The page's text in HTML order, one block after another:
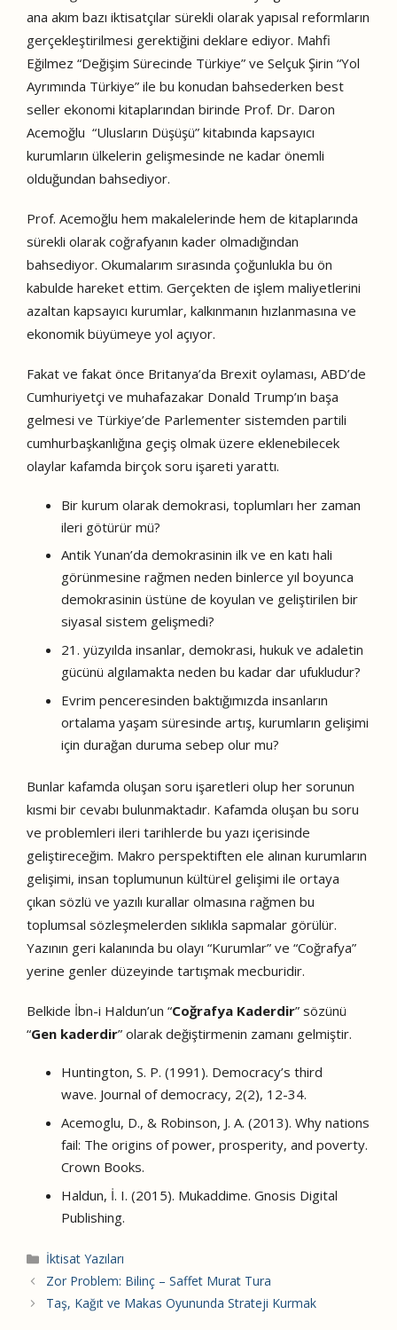
ana akım bazı iktisatçılar sürekli olarak yapısal reformların
gerçekleştirilmesi gerektiğini deklare ediyor. Mahfi
Eğilmez “Değişim Sürecinde Türkiye” ve Selçuk Şirin “Yol
Ayrımında Türkiye” ile bu konudan bahsederken best
seller ekonomi kitaplarından birinde Prof. Dr. Daron
Acemoğlu “Ulusların Düşüşü” kitabında kapsayıcı
kurumların ülkelerin gelişmesinde ne kadar önemli
olduğundan bahsediyor.
Prof. Acemoğlu hem makalelerinde hem de kitaplarında
sürekli olarak coğrafyanın kader olmadığından
bahsediyor. Okumalarım sırasında çoğunlukla bu ön
kabulde hareket ettim. Gerçekten de işlem maliyetlerini
azaltan kapsayıcı kurumlar, kalkınmanın hızlanmasına ve
ekonomik büyümeye yol açıyor.
Fakat ve fakat önce Britanya’da Brexit oylaması, ABD’de
Cumhuriyetçi ve muhafazakar Donald Trump’ın başa
gelmesi ve Türkiye’de Parlementer sistemden partili
cumhurbaşkanlığına geçiş olmak üzere eklenebilecek
olaylar kafamda birçok soru işareti yarattı.
Bir kurum olarak demokrasi, toplumları her zaman
ileri götürür mü?
Antik Yunan’da demokrasinin ilk ve en katı hali
görünmesine rağmen neden binlerce yıl boyunca
demokrasinin üstüne de koyulan ve geliştirilen bir
siyasal sistem gelişmedi?
21. yüzyılda insanlar, demokrasi, hukuk ve adaletin
gücünü algılamakta neden bu kadar dar ufukludur?
Evrim penceresinden baktığımızda insanların
ortalama yaşam süresinde artış, kurumların gelişimi
için durağan duruma sebep olur mu?
Bunlar kafamda oluşan soru işaretleri olup her sorunun
kısmi bir cevabı bulunmaktadır. Kafamda oluşan bu soru
ve problemleri ileri tarihlerde bu yazı içerisinde
geliştireceğim. Makro perspektiften ele alınan kurumların
gelişimi, insan toplumunun kültürel gelişimi ile ortaya
çıkan sözlü ve yazılı kurallar olmasına rağmen bu
toplumsal sözleşmelerden sıklıkla sapmalar görülür.
Yazının geri kalanında bu olayı “Kurumlar” ve “Coğrafya”
yerine genler düzeyinde tartışmak mecburidir.
Belkide İbn-i Haldun’un “Coğrafya Kaderdir” sözünü
“Gen kaderdir” olarak değiştirmenin zamanı gelmiştir.
Huntington, S. P. (1991). Democracy’s third
wave. Journal of democracy, 2(2), 12-34.
Acemoglu, D., & Robinson, J. A. (2013). Why nations
fail: The origins of power, prosperity, and poverty.
Crown Books.
Haldun, İ. I. (2015). Mukaddime. Gnosis Digital
Publishing.
Kategoriler
İktisat Yazıları
Zor Problem: Bilinç – Saffet Murat Tura
Taş, Kağıt ve Makas Oyununda Strateji Kurmak